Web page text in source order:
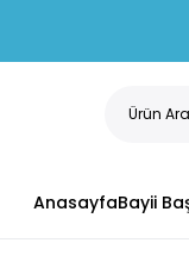
AnasayfaBayii